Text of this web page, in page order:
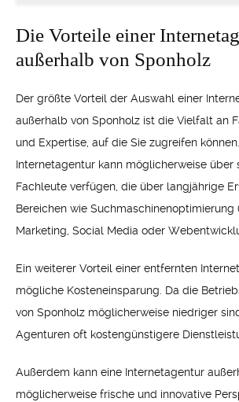
Die Vorteile einer
außerhalb von Sponholz
Der größte Vorteil der Auswahl einer
außerhalb von Sponholz ist die Vielfalt an
und Expertise, auf die Sie zugreifen
Internetagentur kann möglicherweise über
Fachleute verfügen, die über langjährige
Bereichen wie Suchmaschinenoptimierung
Marketing, Social Media oder
Ein weiterer Vorteil einer entfernten
mögliche Kosteneinsparung. Da die
von Sponholz möglicherweise niedriger
Agenturen oft kostengünstigere
Außerdem kann eine Internetagentur
möglicherweise frische und innovative